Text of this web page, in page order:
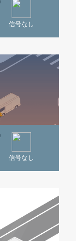
信号なし
信号なし